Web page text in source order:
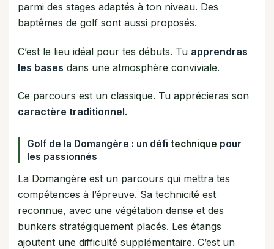
parmi des stages adaptés à ton niveau. Des
baptêmes de golf sont aussi proposés.
C’est le lieu idéal pour tes débuts. Tu apprendras
les bases dans une atmosphère conviviale.
Ce parcours est un classique. Tu apprécieras son
caractère traditionnel.
Golf de la Domangère : un défi technique pour
les passionnés
La Domangère est un parcours qui mettra tes
compétences à l’épreuve. Sa technicité est
reconnue, avec une végétation dense et des
bunkers stratégiquement placés. Les étangs
ajoutent une difficulté supplémentaire. C’est un